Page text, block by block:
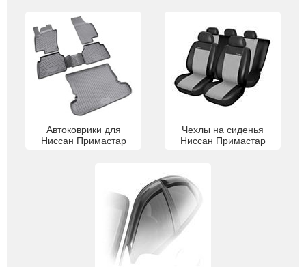
Автоковрики для
Ниссан Примастар
Чехлы на сиденья
Ниссан Примастар